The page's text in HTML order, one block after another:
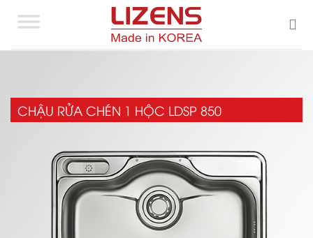
CHẬU RỬA CHÉN 1 HỘC LDSP 850